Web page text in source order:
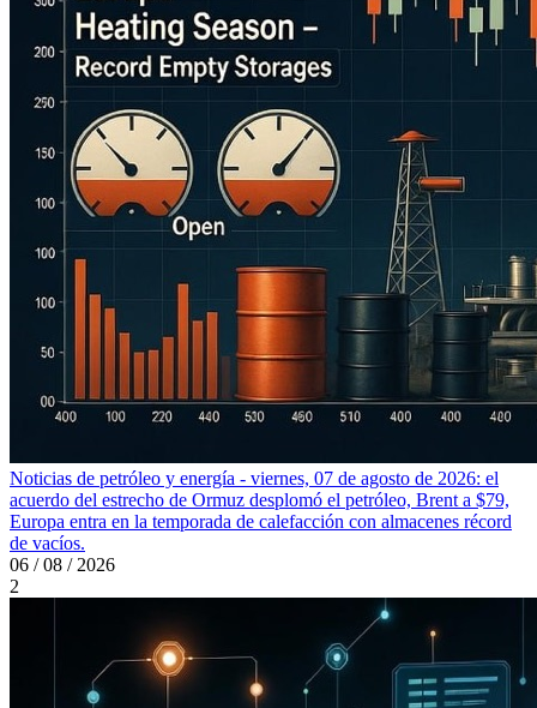
Noticias de petróleo y energía - viernes, 07 de agosto de 2026: el
acuerdo del estrecho de Ormuz desplomó el petróleo, Brent a $79,
Europa entra en la temporada de calefacción con almacenes récord
de vacíos.
06 / 08 / 2026
2